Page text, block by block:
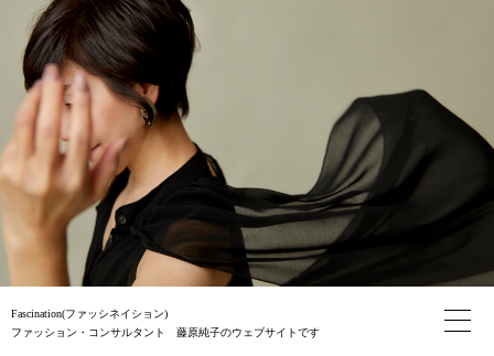
Fascination(ファッシネイション)
ファッション・コンサルタント 藤原純子のウェブサイトです